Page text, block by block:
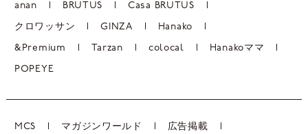
anan BRUTUS Casa BRUTUS
クロワッサン GINZA Hanako
&Premium Tarzan colocal Hanakoママ
POPEYE
MCS マガジンワールド 広告掲載